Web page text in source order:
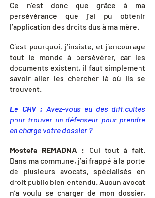
Ce n’est donc que grâce à ma
persévérance que j’ai pu obtenir
l’application des droits dus à ma mère.
C’est pourquoi, j’insiste, et j’encourage
tout le monde à persévérer, car les
documents existent, il faut simplement
savoir aller les chercher là où ils se
trouvent.
Le CHV : Avez-vous eu des difficultés
pour trouver un défenseur pour prendre
en charge votre dossier ?
Mostefa REMADNA : Oui tout à fait.
Dans ma commune, j’ai frappé à la porte
de plusieurs avocats, spécialisés en
droit public bien entendu. Aucun avocat
n’a voulu se charger de mon dossier,